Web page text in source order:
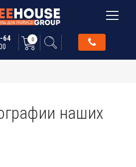
64 0
наших